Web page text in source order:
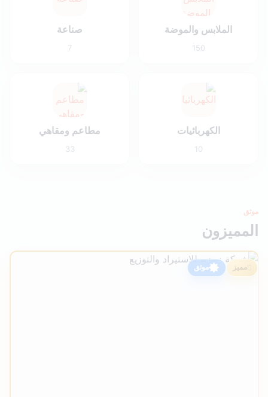
الملابس والموضة
150
صناعة
7
الكهربائيات
10
مطاعم ومقاهي
33
موثق
المميزون
مميز موثق